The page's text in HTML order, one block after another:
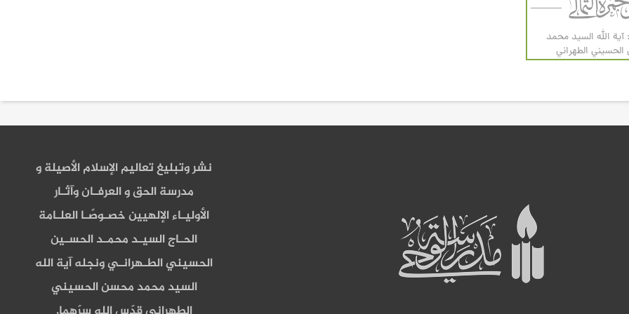
آية الله السيد محمد
الطهراني
نشر وتبليغ تعاليم الإسلام الأصيلة و
مدرسة الحق و العرفـان وآثـار
الأوليـاء الإلهيين خصـوصًـا العلـامة
الحـاج السيـد محمـد الحسـين
الحسيني الطـهرانـي ونجله آية الله
السيد محمد محسن الحسيني